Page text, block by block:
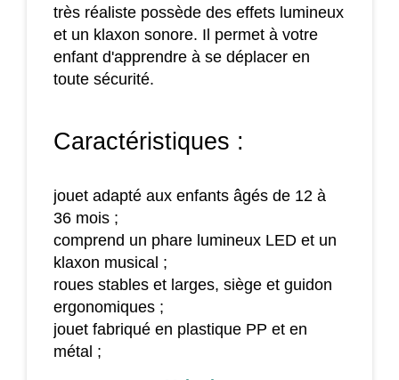
très réaliste possède des effets lumineux
et un klaxon sonore. Il permet à votre
enfant d'apprendre à se déplacer en
toute sécurité.
Caractéristiques :
jouet adapté aux enfants âgés de 12 à
36 mois ;
comprend un phare lumineux LED et un
klaxon musical ;
roues stables et larges, siège et guidon
ergonomiques ;
jouet fabriqué en plastique PP et en
métal ;